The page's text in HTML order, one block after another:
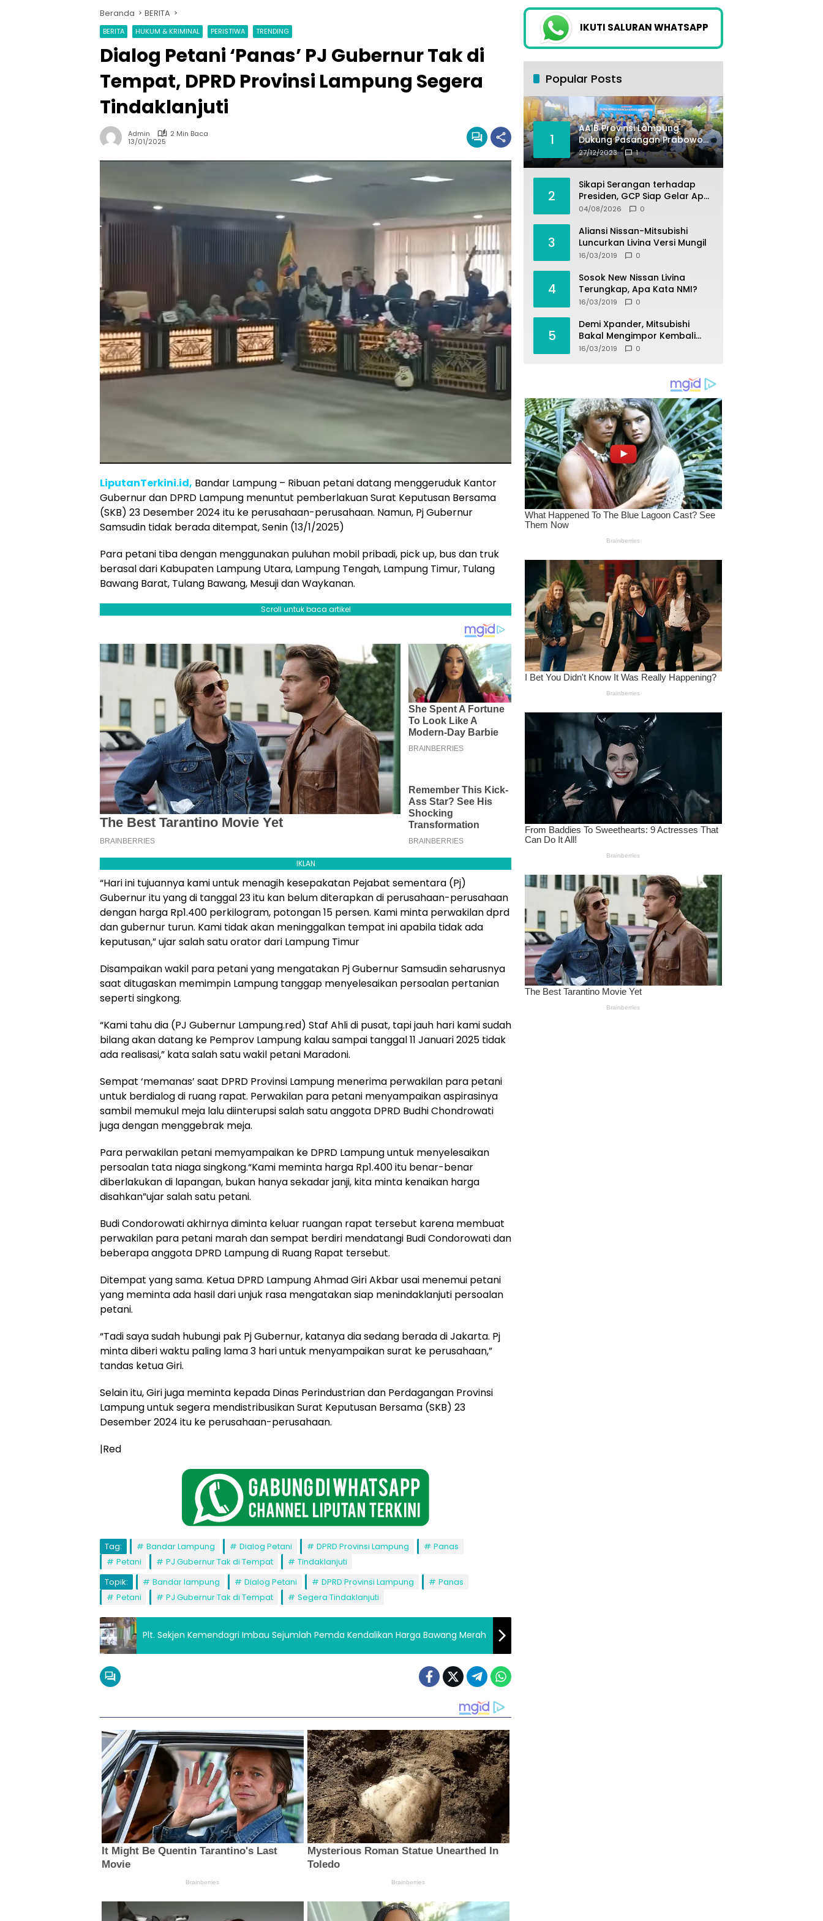
Beranda BERITA
BERITA HUKUM & KRIMINAL PERISTIWA TRENDING
Dialog Petani ‘Panas’ PJ Gubernur Tak di
Tempat, DPRD Provinsi Lampung Segera
Tindaklanjuti
Admin
2 Min Baca
13/01/2025
LiputanTerkini.id, Bandar Lampung – Ribuan petani datang menggeruduk Kantor
Gubernur dan DPRD Lampung menuntut pemberlakuan Surat Keputusan Bersama
(SKB) 23 Desember 2024 itu ke perusahaan-perusahaan. Namun, Pj Gubernur
Samsudin tidak berada ditempat, Senin (13/1/2025)
Para petani tiba dengan menggunakan puluhan mobil pribadi, pick up, bus dan truk
berasal dari Kabupaten Lampung Utara, Lampung Tengah, Lampung Timur, Tulang
Bawang Barat, Tulang Bawang, Mesuji dan Waykanan.
Scroll untuk baca artikel
IKLAN
“Hari ini tujuannya kami untuk menagih kesepakatan Pejabat sementara (Pj)
Gubernur itu yang di tanggal 23 itu kan belum diterapkan di perusahaan-perusahaan
dengan harga Rp1.400 perkilogram, potongan 15 persen. Kami minta perwakilan dprd
dan gubernur turun. Kami tidak akan meninggalkan tempat ini apabila tidak ada
keputusan,” ujar salah satu orator dari Lampung Timur
Disampaikan wakil para petani yang mengatakan Pj Gubernur Samsudin seharusnya
saat ditugaskan memimpin Lampung tanggap menyelesaikan persoalan pertanian
seperti singkong.
“Kami tahu dia (PJ Gubernur Lampung.red) Staf Ahli di pusat, tapi jauh hari kami sudah
bilang akan datang ke Pemprov Lampung kalau sampai tanggal 11 Januari 2025 tidak
ada realisasi,” kata salah satu wakil petani Maradoni.
Sempat ‘memanas’ saat DPRD Provinsi Lampung menerima perwakilan para petani
untuk berdialog di ruang rapat. Perwakilan para petani menyampaikan aspirasinya
sambil memukul meja lalu diinterupsi salah satu anggota DPRD Budhi Chondrowati
juga dengan menggebrak meja.
Para perwakilan petani memyampaikan ke DPRD Lampung untuk menyelesaikan
persoalan tata niaga singkong.“Kami meminta harga Rp1.400 itu benar-benar
diberlakukan di lapangan, bukan hanya sekadar janji, kita minta kenaikan harga
disahkan”ujar salah satu petani.
Budi Condorowati akhirnya diminta keluar ruangan rapat tersebut karena membuat
perwakilan para petani marah dan sempat berdiri mendatangi Budi Condorowati dan
beberapa anggota DPRD Lampung di Ruang Rapat tersebut.
Ditempat yang sama. Ketua DPRD Lampung Ahmad Giri Akbar usai menemui petani
yang meminta ada hasil dari unjuk rasa mengatakan siap menindaklanjuti persoalan
petani.
“Tadi saya sudah hubungi pak Pj Gubernur, katanya dia sedang berada di Jakarta. Pj
minta diberi waktu paling lama 3 hari untuk menyampaikan surat ke perusahaan,”
tandas ketua Giri.
Selain itu, Giri juga meminta kepada Dinas Perindustrian dan Perdagangan Provinsi
Lampung untuk segera mendistribusikan Surat Keputusan Bersama (SKB) 23
Desember 2024 itu ke perusahaan-perusahaan.
|Red
Tag: Bandar Lampung Dialog Petani DPRD Provinsi Lampung
Panas
Petani
PJ Gubernur Tak di Tempat
Tindaklanjuti
Topik:
Bandar lampung Dialog Petani DPRD Provinsi Lampung
Panas
Petani
PJ Gubernur Tak di Tempat Segera Tindaklanjuti
Plt. Sekjen Kemendagri Imbau Sejumlah Pemda Kendalikan Harga Bawang Merah
IKUTI SALURAN WHATSAPP
Popular Posts
1
AAIB Provinsi Lampung
Dukung Pasangan Prabowo-
Gibran
27/12/2023 1
2
Sikapi Serangan terhadap
Presiden, GCP Siap Gelar Apel
Akbar 10 Ribu Massa di
04/08/2026 0
3
Aliansi Nissan-Mitsubishi
Luncurkan Livina Versi Mungil
16/03/2019 0
4
Sosok New Nissan Livina
Terungkap, Apa Kata NMI?
16/03/2019 0
5
Demi Xpander, Mitsubishi
Bakal Mengimpor Kembali
Pajero Sport
16/03/2019 0